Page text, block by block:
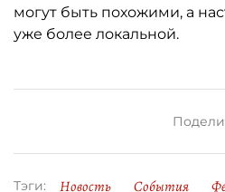
могут быть похожими, а
уже более локальной.
Тэги: Новость События